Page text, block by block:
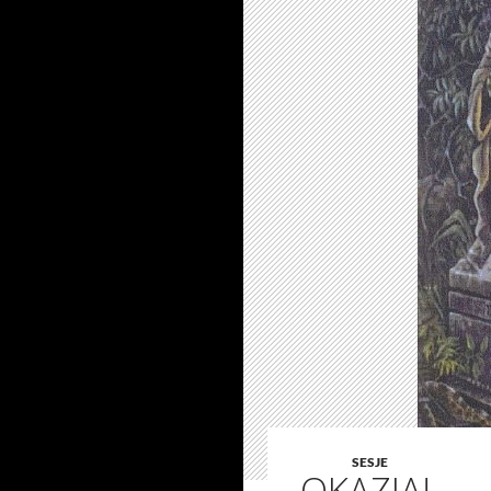
SESJE